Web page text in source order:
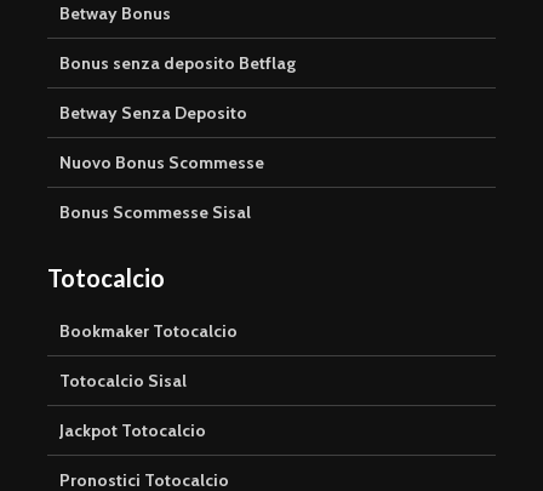
Betway Bonus
Bonus senza deposito Betflag
Betway Senza Deposito
Nuovo Bonus Scommesse
Bonus Scommesse Sisal
Totocalcio
Bookmaker Totocalcio
Totocalcio Sisal
Jackpot Totocalcio
Pronostici Totocalcio